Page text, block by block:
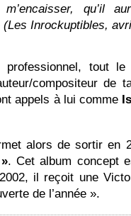
qu’il
Inrockuptibles,
tout le
compositeur de
appels à lui comme
alors de sortir en
. Cet album concept
il reçoit une
de l’année ».